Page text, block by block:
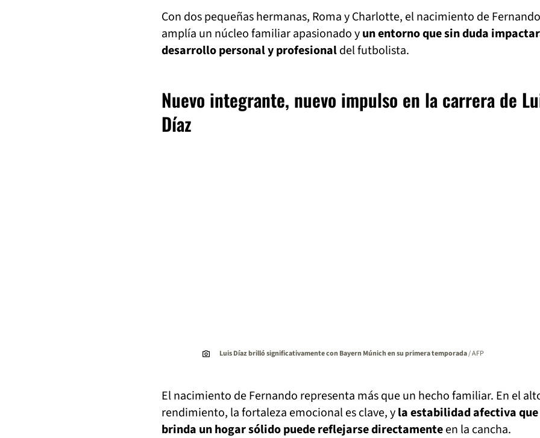
Con dos pequeñas hermanas, Roma y Charlotte, el nacimiento de Fernando
amplía un núcleo familiar apasionado yun entorno que sin duda
desarrollo personal y profesionaldel futbolista.
Nuevo integrante, nuevo impulso en la carrera de
Díaz
Luis Díaz brilló significativamente con Bayern Múnich en su primera temporada/ AFP
El nacimiento de Fernando representa más que un hecho familiar. En el
rendimiento, la fortaleza emocional es clave, yla estabilidad afectiva que
brinda un hogar sólido puede reflejarse directamenteen la cancha.